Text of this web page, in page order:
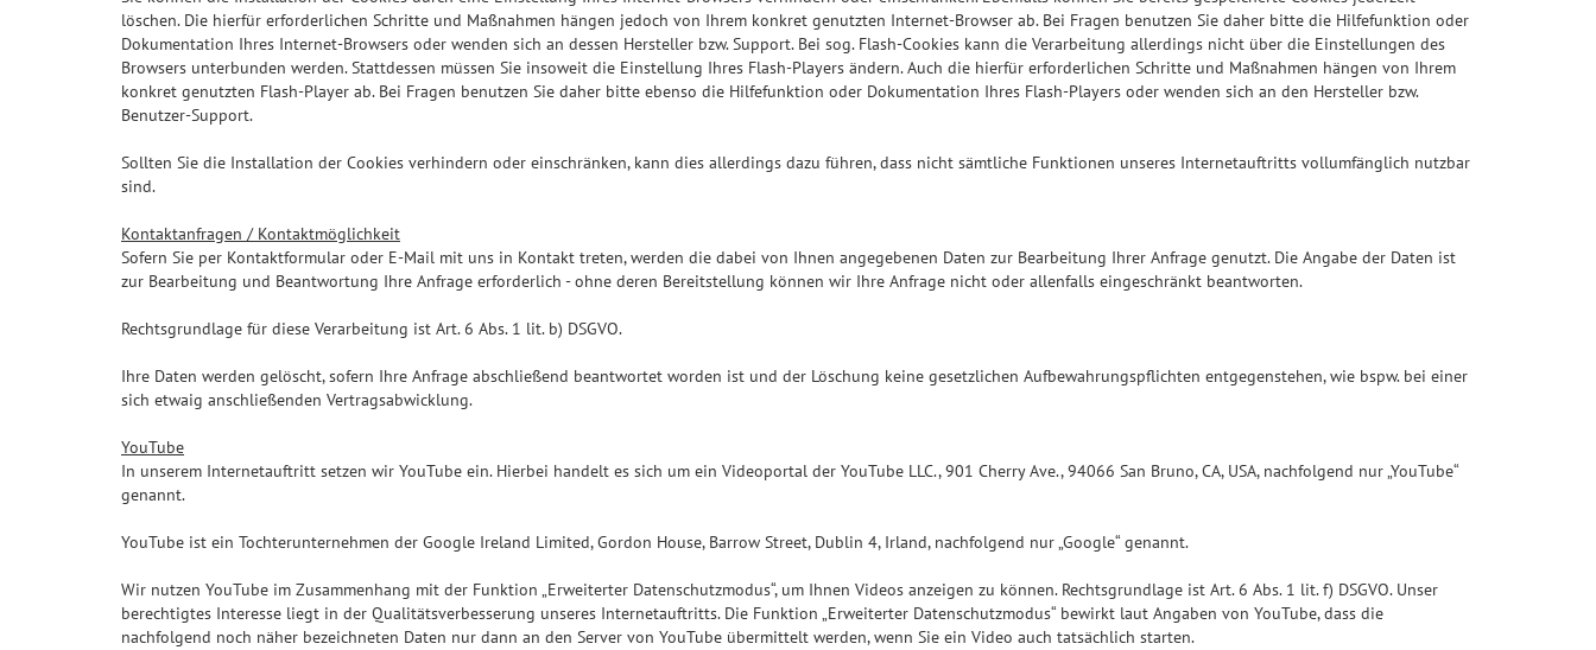
löschen. Die hierfür erforderlichen Schritte und Maßnahmen hängen jedoch von Ihrem konkret genutzten Internet-Browser ab. Bei Fragen benutzen Sie daher bitte die Hilfefunktion oder
Dokumentation Ihres Internet-Browsers oder wenden sich an dessen Hersteller bzw. Support. Bei sog. Flash-Cookies kann die Verarbeitung allerdings nicht über die Einstellungen des
Browsers unterbunden werden. Stattdessen müssen Sie insoweit die Einstellung Ihres Flash-Players ändern. Auch die hierfür erforderlichen Schritte und Maßnahmen hängen von Ihrem
konkret genutzten Flash-Player ab. Bei Fragen benutzen Sie daher bitte ebenso die Hilfefunktion oder Dokumentation Ihres Flash-Players oder wenden sich an den Hersteller bzw.
Benutzer-Support.
Sollten Sie die Installation der Cookies verhindern oder einschränken, kann dies allerdings dazu führen, dass nicht sämtliche Funktionen unseres Internetauftritts vollumfänglich nutzbar
sind.
Kontaktanfragen / Kontaktmöglichkeit
Sofern Sie per Kontaktformular oder E-Mail mit uns in Kontakt treten, werden die dabei von Ihnen angegebenen Daten zur Bearbeitung Ihrer Anfrage genutzt. Die Angabe der Daten ist
zur Bearbeitung und Beantwortung Ihre Anfrage erforderlich - ohne deren Bereitstellung können wir Ihre Anfrage nicht oder allenfalls eingeschränkt beantworten.
Rechtsgrundlage für diese Verarbeitung ist Art. 6 Abs. 1 lit. b) DSGVO.
Ihre Daten werden gelöscht, sofern Ihre Anfrage abschließend beantwortet worden ist und der Löschung keine gesetzlichen Aufbewahrungspflichten entgegenstehen, wie bspw. bei einer
sich etwaig anschließenden Vertragsabwicklung.
YouTube
In unserem Internetauftritt setzen wir YouTube ein. Hierbei handelt es sich um ein Videoportal der YouTube LLC., 901 Cherry Ave., 94066 San Bruno, CA, USA, nachfolgend nur „YouTube“
genannt.
YouTube ist ein Tochterunternehmen der Google Ireland Limited, Gordon House, Barrow Street, Dublin 4, Irland, nachfolgend nur „Google“ genannt.
Wir nutzen YouTube im Zusammenhang mit der Funktion „Erweiterter Datenschutzmodus“, um Ihnen Videos anzeigen zu können. Rechtsgrundlage ist Art. 6 Abs. 1 lit. f) DSGVO. Unser
berechtigtes Interesse liegt in der Qualitätsverbesserung unseres Internetauftritts. Die Funktion „Erweiterter Datenschutzmodus“ bewirkt laut Angaben von YouTube, dass die
nachfolgend noch näher bezeichneten Daten nur dann an den Server von YouTube übermittelt werden, wenn Sie ein Video auch tatsächlich starten.